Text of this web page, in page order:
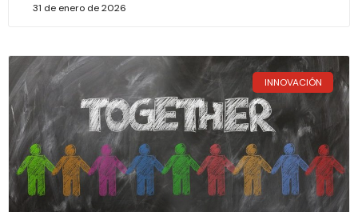
31 de enero de 2026
INNOVACIÓN